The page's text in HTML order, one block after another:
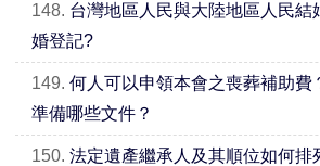
148. 台灣地區人民與大陸地區人民結
婚登記?
149. 何人可以申領本會之喪葬補助費
準備哪些文件？
150. 法定遺產繼承人及其順位如何排